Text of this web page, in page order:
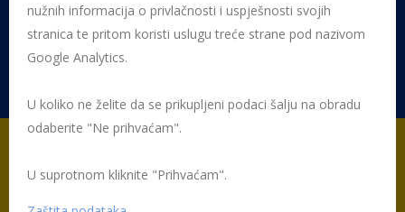
Pon - Pet 08:00 - 16:00
Rujevica 9/1, 51000 Rijeka
Početna Tehnički pregled vozila i registracija
nužnih informacija o privlačnosti i uspješnosti svojih
stranica te pritom koristi uslugu treće strane pod nazivom
Google Analytics.
U koliko ne želite da se prikupljeni podaci šalju na obradu
odaberite "Ne prihvaćam".
U suprotnom kliknite "Prihvaćam".